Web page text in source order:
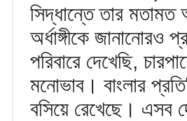
সিদ্ধান্তে তার
অর্ধাঙ্গীকে
পরিবারে দেখেছি,
মনোভাব। বাংলার
বসিয়ে রেখেছে। এসব